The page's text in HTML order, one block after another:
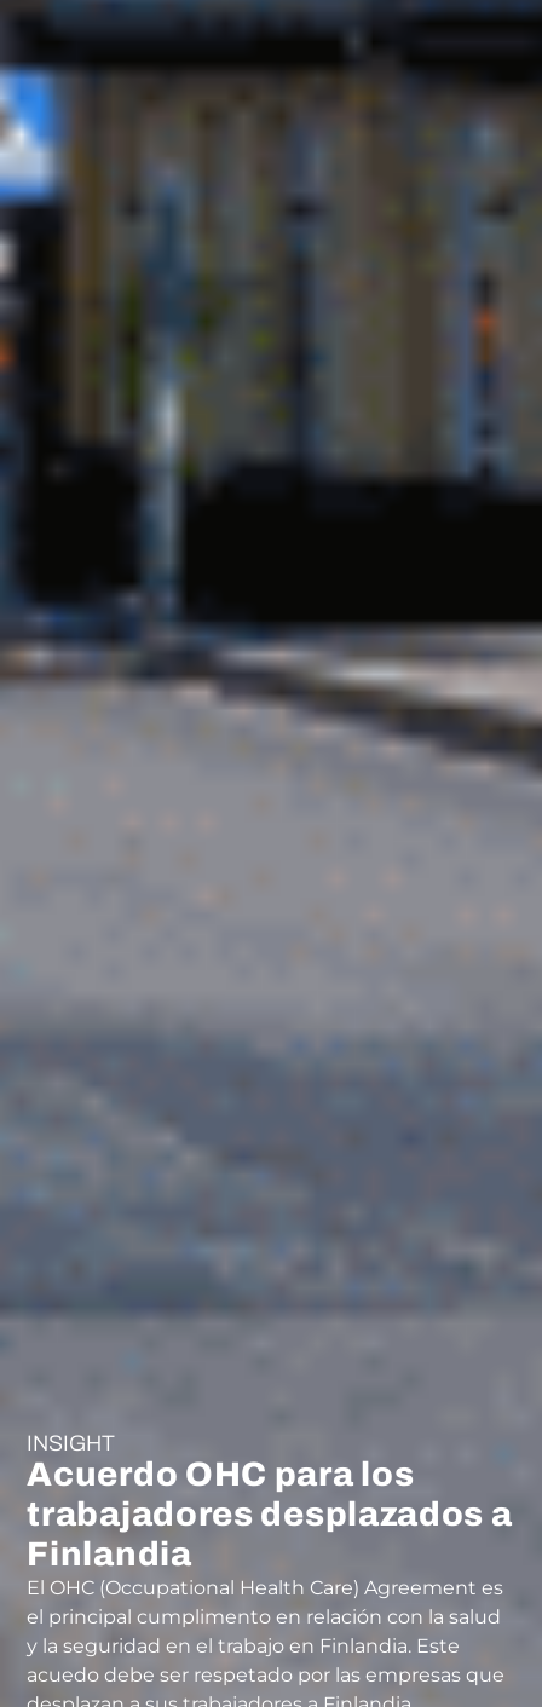
INSIGHT
Acuerdo OHC para los
trabajadores desplazados a
Finlandia
El OHC (Occupational Health Care) Agreement es
el principal cumplimento en relación con la salud
y la seguridad en el trabajo en Finlandia. Este
acuedo debe ser respetado por las empresas que